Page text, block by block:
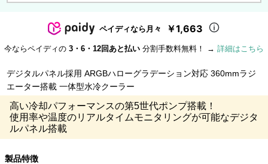
ペイディなら月々 ￥1,663
今ならペイディの 3・6・12回あと払い 分割手数料無料！ → 詳細はこちら
デジタルパネル採用 ARGBハローグラデーション対応 360mmラジ
エーター搭載 一体型水冷クーラー
高い冷却パフォーマンスの第5世代ポンプ搭載！
使用率や温度のリアルタイムモニタリングが可能なデジタ
ルパネル搭載
製品特徴